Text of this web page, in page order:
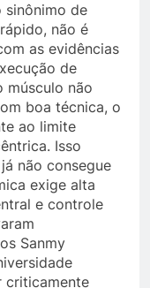
sinônimo de
não é
as evidências
de
músculo não
boa técnica, o
ao limite
Isso
não consegue
exige alta
e controle
Sanmy
criticamente